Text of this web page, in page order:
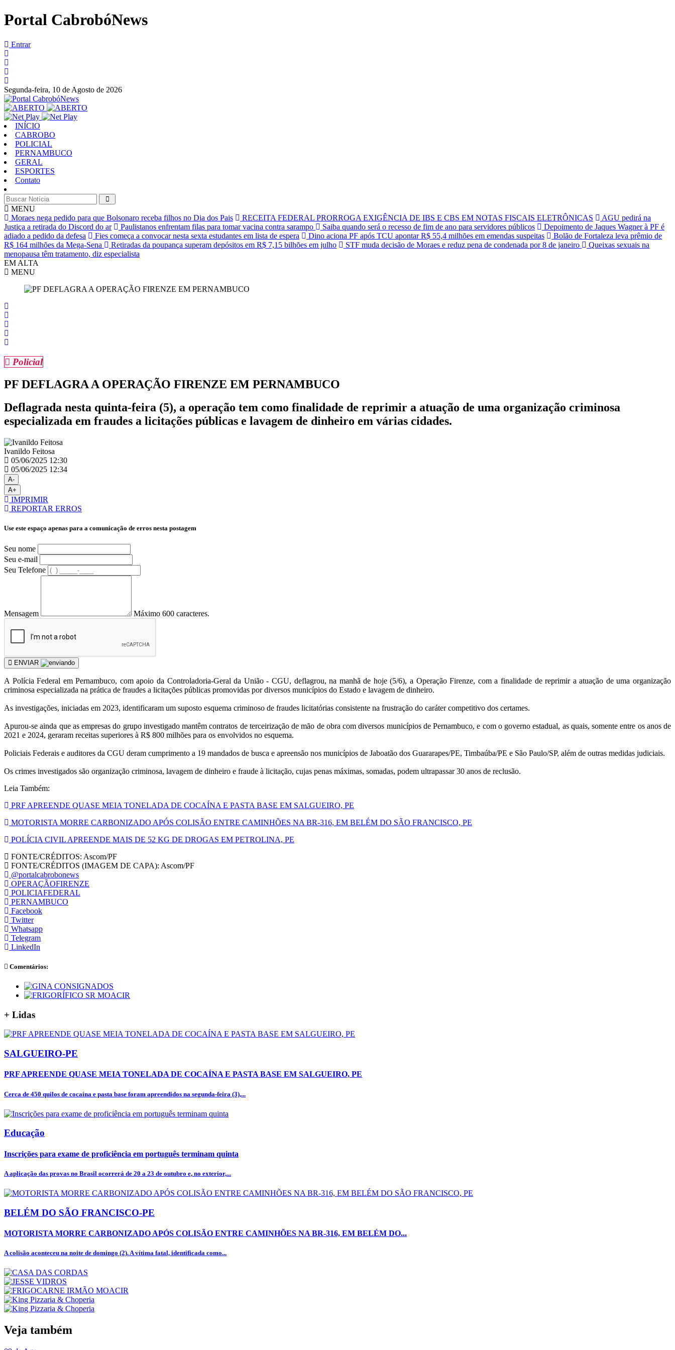
Portal CabrobóNews
Entrar
Segunda-feira, 10 de Agosto de 2026
INÍCIO
CABROBO
POLICIAL
PERNAMBUCO
GERAL
ESPORTES
Contato
MENU
Moraes nega pedido para que Bolsonaro receba filhos no Dia dos Pais
RECEITA FEDERAL PRORROGA EXIGÊNCIA DE IBS E CBS EM NOTAS FISCAIS ELETRÔNICAS
AGU pedirá na
Justiça a retirada do Discord do ar
Paulistanos enfrentam filas para tomar vacina contra sarampo Saiba quando será o recesso de fim de ano para servidores públicos
Depoimento de Jaques Wagner à PF é
adiado a pedido da defesa
Fies começa a convocar nesta sexta estudantes em lista de espera Dino aciona PF após TCU apontar R$ 55,4 milhões em emendas suspeitas
Bolão de Fortaleza leva prêmio de
R$ 164 milhões da Mega-Sena
Retiradas da poupança superam depósitos em R$ 7,15 bilhões em julho STF muda decisão de Moraes e reduz pena de condenada por 8 de janeiro
Queixas sexuais na
menopausa têm tratamento, diz especialista
EM ALTA
MENU
Policial
PF DEFLAGRA A OPERAÇÃO FIRENZE EM PERNAMBUCO
Deflagrada nesta quinta-feira (5), a operação tem como finalidade de reprimir a atuação de uma organização criminosa
especializada em fraudes a licitações públicas e lavagem de dinheiro em várias cidades.
Ivanildo Feitosa
05/06/2025 12:30
05/06/2025 12:34
A-
A+
IMPRIMIR
REPORTAR ERROS
Use este espaço apenas para a comunicação de erros nesta postagem
Seu nome
Seu e-mail
Seu Telefone
Mensagem Máximo 600 caracteres.
ENVIAR
A Polícia Federal em Pernambuco, com apoio da Controladoria-Geral da União - CGU, deflagrou, na manhã de hoje (5/6), a Operação Firenze, com a finalidade de reprimir a atuação de uma organização
criminosa especializada na prática de fraudes a licitações públicas promovidas por diversos municípios do Estado e lavagem de dinheiro.
As investigações, iniciadas em 2023, identificaram um suposto esquema criminoso de fraudes licitatórias consistente na frustração do caráter competitivo dos certames.
Apurou-se ainda que as empresas do grupo investigado mantêm contratos de terceirização de mão de obra com diversos municípios de Pernambuco, e com o governo estadual, as quais, somente entre os anos de
2021 e 2024, geraram receitas superiores à R$ 800 milhões para os envolvidos no esquema.
Policiais Federais e auditores da CGU deram cumprimento a 19 mandados de busca e apreensão nos municípios de Jaboatão dos Guararapes/PE, Timbaúba/PE e São Paulo/SP, além de outras medidas judiciais.
Os crimes investigados são organização criminosa, lavagem de dinheiro e fraude à licitação, cujas penas máximas, somadas, podem ultrapassar 30 anos de reclusão.
Leia Também:
PRF APREENDE QUASE MEIA TONELADA DE COCAÍNA E PASTA BASE EM SALGUEIRO, PE
MOTORISTA MORRE CARBONIZADO APÓS COLISÃO ENTRE CAMINHÕES NA BR-316, EM BELÉM DO SÃO FRANCISCO, PE
POLÍCIA CIVIL APREENDE MAIS DE 52 KG DE DROGAS EM PETROLINA, PE
FONTE/CRÉDITOS: Ascom/PF
FONTE/CRÉDITOS (IMAGEM DE CAPA): Ascom/PF
@portalcabrobonews
OPERAÇÃOFIRENZE
POLICIAFEDERAL
PERNAMBUCO
Facebook
Twitter
Whatsapp
Telegram
LinkedIn
Comentários:
+ Lidas
SALGUEIRO-PE
PRF APREENDE QUASE MEIA TONELADA DE COCAÍNA E PASTA BASE EM SALGUEIRO, PE
Cerca de 450 quilos de cocaína e pasta base foram apreendidos na segunda-feira (3),...
Educação
Inscrições para exame de proficiência em português terminam quinta
A aplicação das provas no Brasil ocorrerá de 20 a 23 de outubro e, no exterior,...
BELÉM DO SÃO FRANCISCO-PE
MOTORISTA MORRE CARBONIZADO APÓS COLISÃO ENTRE CAMINHÕES NA BR-316, EM BELÉM DO...
A colisão aconteceu na noite de domingo (2). A vítima fatal, identificada como...
Veja também